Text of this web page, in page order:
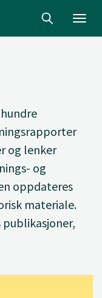
og lenker
og
oppdateres
materiale.
publikasjoner,